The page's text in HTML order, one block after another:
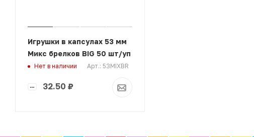
Игрушки в капсулах 53 мм
Микс брелков BIG 50 шт/уп
Нет в наличии Арт.: 53MIXBR
32.50 ₽